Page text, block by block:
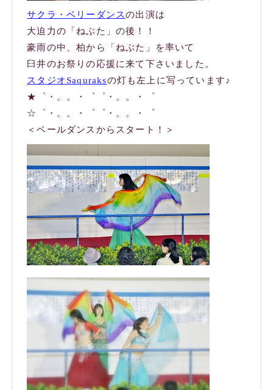
サクラ・ベリーダンスの出演は
大迫力の「ねぶた」の後！！
豪雨の中、柏から「ねぶた」を率いて
臼井のお祭りの応援に来て下さいました。
スタジオSaquraksの灯も左上に写っています♪
★゜・。。・゜゜・。。・゜
☆゜・。。・゜゜・。。・゜
＜ベールダンスからスタート！＞